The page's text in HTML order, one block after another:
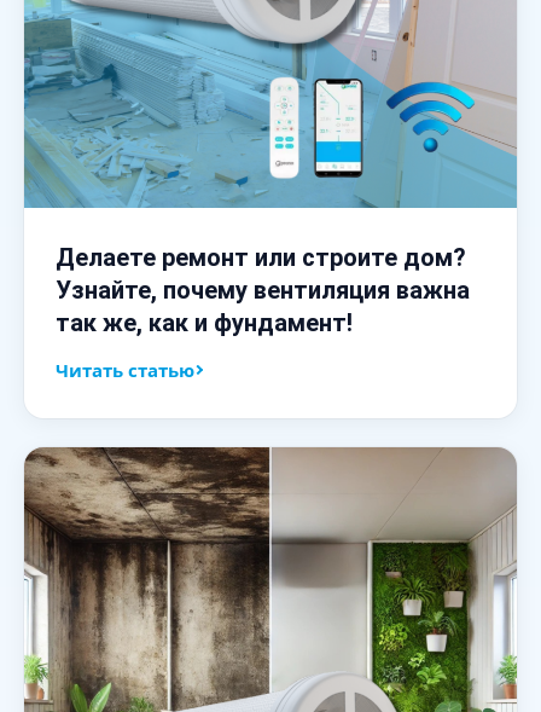
Делаете ремонт или строите дом?
Узнайте, почему вентиляция важна
так же, как и фундамент!
Читать статью